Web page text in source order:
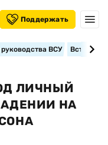
Поддержать
ВСУ
ЛИЧНЫЙ
НА